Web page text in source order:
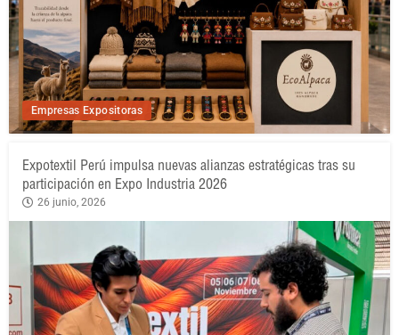
Empresas Expositoras
Expotextil Perú impulsa nuevas alianzas estratégicas tras su
participación en Expo Industria 2026
26 junio, 2026